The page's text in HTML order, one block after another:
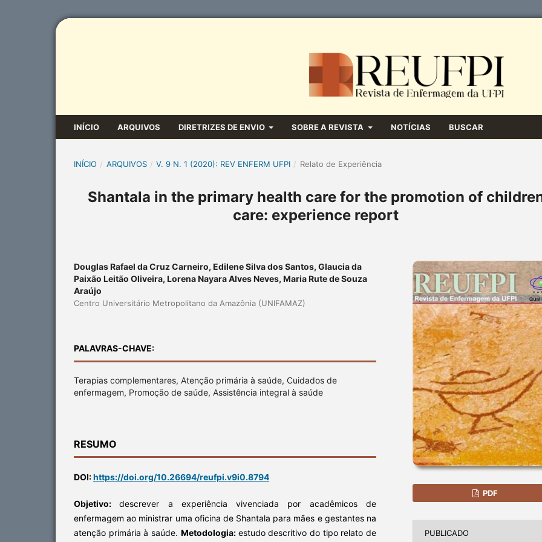
INÍCIO ARQUIVOS DIRETRIZES DE ENVIO SOBRE A REVISTA NOTÍCIAS BUSCAR
INÍCIO / ARQUIVOS / V. 9 N. 1 (2020): REV ENFERM UFPI / Relato de Experiência
Shantala in the primary health care for the promotion of
care: experience report
Douglas Rafael da Cruz Carneiro, Edilene Silva dos Santos, Glaucia da
Paixão Leitão Oliveira, Lorena Nayara Alves Neves, Maria Rute de Souza
Araújo
Centro Universitário Metropolitano da Amazônia (UNIFAMAZ)
PALAVRAS-CHAVE:
Terapias complementares, Atenção primária à saúde, Cuidados de
enfermagem, Promoção de saúde, Assistência integral à saúde
RESUMO
DOI:https://doi.org/10.26694/reufpi.v9i0.8794
Objetivo:descrever a experiência vivenciada por acadêmicos de
enfermagem ao ministrar uma oficina de Shantala para mães e gestantes na
atenção primária à saúde. Metodologia: estudo descritivo do tipo relato de
PDF
PUBLICADO